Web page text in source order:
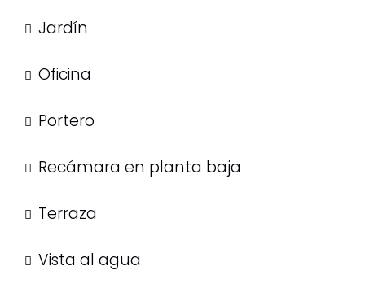
Jardín
Oficina
Portero
Recámara en planta baja
Terraza
Vista al agua